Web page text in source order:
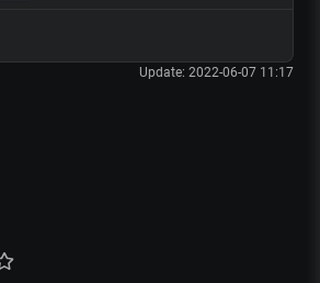
Update: 2022-06-07 11:17